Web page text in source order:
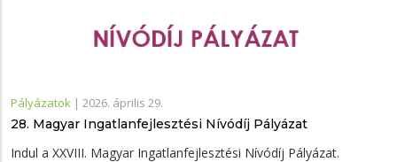
Pályázatok | 2026. április 29.
28. Magyar Ingatlanfejlesztési Nívódíj Pályázat
Indul a XXVIII. Magyar Ingatlanfejlesztési Nívódíj Pályázat.